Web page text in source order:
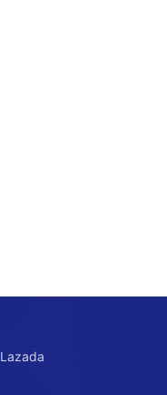
Lazada